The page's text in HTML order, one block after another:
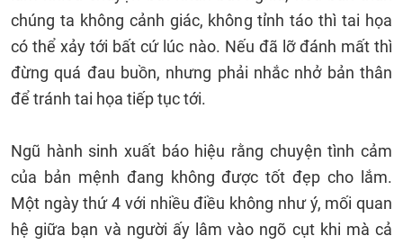
chúng ta không cảnh giác, không tỉnh táo thì tai họa
có thể xảy tới bất cứ lúc nào. Nếu đã lỡ đánh mất thì
đừng quá đau buồn, nhưng phải nhắc nhở bản thân
để tránh tai họa tiếp tục tới.
Ngũ hành sinh xuất báo hiệu rằng chuyện tình cảm
của bản mệnh đang không được tốt đẹp cho lắm.
Một ngày thứ 4 với nhiều điều không như ý, mối quan
hệ giữa bạn và người ấy lâm vào ngõ cụt khi mà cả